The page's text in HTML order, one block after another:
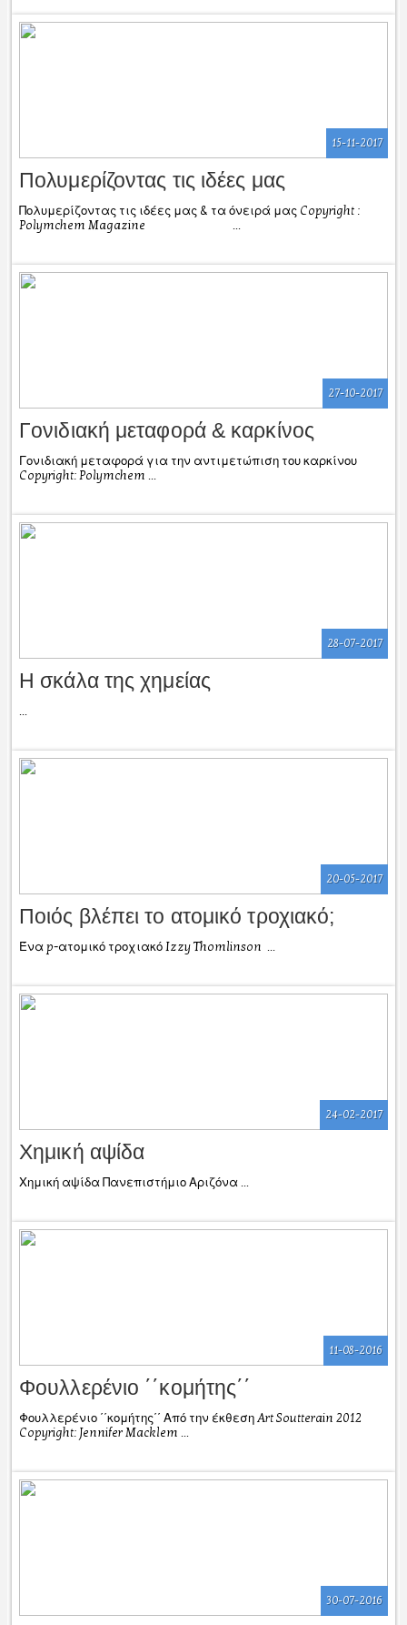
15-11-2017
Πολυμερίζοντας τις ιδέες μας
Πολυμερίζοντας τις ιδέες μας & τα όνειρά μας Copyright :
Polymchem Magazine ...
27-10-2017
Γονιδιακή μεταφορά & καρκίνος
Γονιδιακή μεταφορά για την αντιμετώπιση του καρκίνου
Copyright: Polymchem ...
28-07-2017
Η σκάλα της χημείας
...
20-05-2017
Ποιός βλέπει το ατομικό τροχιακό;
Ένα p-ατομικό τροχιακό Izzy Thomlinson ...
24-02-2017
Χημική αψίδα
Χημική αψίδα Πανεπιστήμιο Αριζόνα ...
11-08-2016
Φουλλερένιο ΄΄κομήτης΄΄
Φουλλερένιο ΄΄κομήτης΄΄ Από την έκθεση Art Soutterain 2012
Copyright: Jennifer Macklem ...
30-07-2016